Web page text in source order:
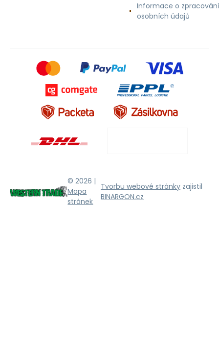
Informace o zpracování
osobních údajů
© 2026 |
Mapa
stránek
Tvorbu webové stránky zajistil
BINARGON.cz